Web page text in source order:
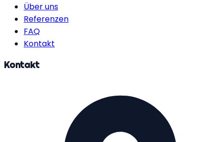
Über uns
Referenzen
FAQ
Kontakt
Kontakt